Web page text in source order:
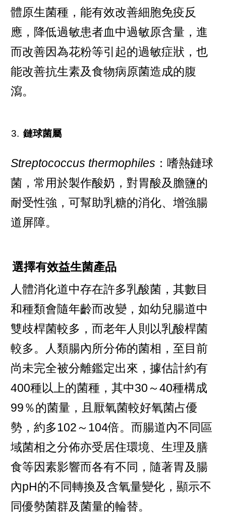
體原生菌種，能有效改善細胞免疫反
應，降低過敏患者血中過敏原含量，進
而改善因為花粉等引起的過敏症狀，也
能改善抗生素及食物病原菌造成的腹
瀉。
鏈球菌屬
Streptococcus thermophiles ：嗜熱鏈球
菌，常用於製作酸奶，對胃酸及膽鹽的
耐受性強，可幫助乳糖的消化、增強腸
道屏障。
選擇有效益生菌產品
人體消化道中存在許多乳酸菌，其數目
和種類會隨年齡而改變，如幼兒腸道中
雙歧桿菌較多，而老年人則以乳酸桿菌
較多。人類腸內所分佈的菌相，至目前
尚未完全被分離鑑定出來，據估計約有
400種以上的菌種，其中30～40種構成
99％的菌量，且厭氧菌較好氧菌占優
勢，約多102～104倍。而腸道內不同區
域菌相之分佈亦受居住環境、生理及膳
食等因素影響而各有不同，隨著胃及腸
內pH的不同轉換及含氧量變化，顯示不
同優勢菌群及菌量的輪替。